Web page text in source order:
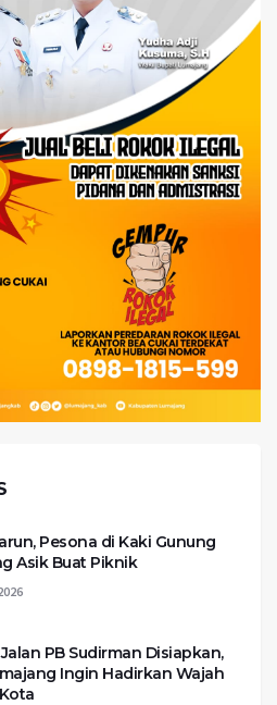
Pesona di Kaki Gunung
Asik Buat Piknik
PB Sudirman Disiapkan,
Ingin Hadirkan Wajah